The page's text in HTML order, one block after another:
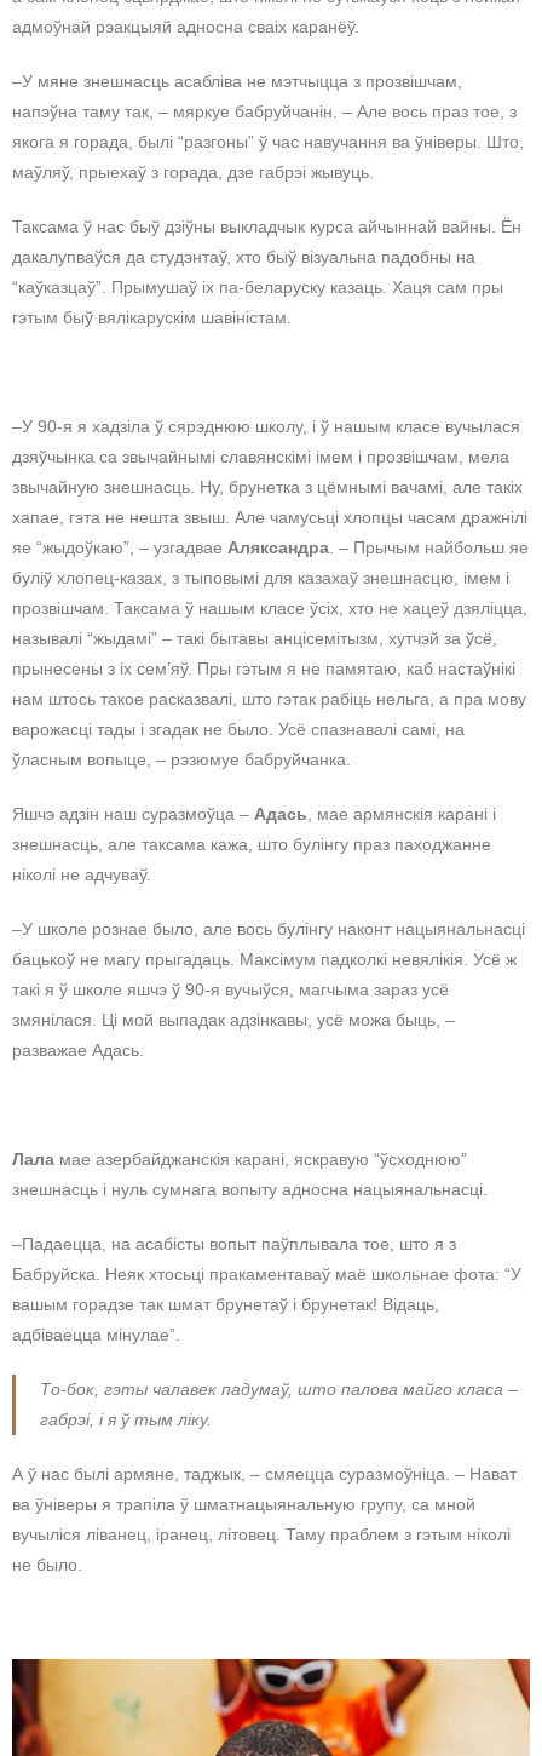
адмоўнай рэакцыяй адносна сваіх каранёў.
–У мяне знешнасць асабліва не мэтчыцца з прозвішчам,
напэўна таму так, – мяркуе бабруйчанін. – Але вось праз тое, з
якога я горада, былі “разгоны” ў час навучання ва ўніверы. Што,
маўляў, прыехаў з горада, дзе габрэі жывуць.
Таксама ў нас быў дзіўны выкладчык курса айчыннай вайны. Ён
дакалупваўся да студэнтаў, хто быў візуальна падобны на
“каўказцаў”. Прымушаў іх па-беларуску казаць. Хаця сам пры
гэтым быў вялікарускім шавіністам.
–У 90-я я хадзіла ў сярэднюю школу, і ў нашым класе вучылася
дзяўчынка са звычайнымі славянскімі імем і прозвішчам, мела
звычайную знешнасць. Ну, брунетка з цёмнымі вачамі, але такіх
хапае, гэта не нешта звыш. Але чамусьці хлопцы часам дражнілі
яе “жыдоўкаю”, – узгадвае Аляксандра . – Прычым найбольш яе
буліў хлопец-казах, з тыповымі для казахаў знешнасцю, імем і
прозвішчам. Таксама ў нашым класе ўсіх, хто не хацеў дзяліцца,
называлі “жыдамі” – такі бытавы анцісемітызм, хутчэй за ўсё,
прынесены з іх сем’яў. Пры гэтым я не памятаю, каб настаўнікі
нам штось такое расказвалі, што гэтак рабіць нельга, а пра мову
варожасці тады і згадак не было. Усё спазнавалі самі, на
ўласным вопыце, – рэзюмуе бабруйчанка.
Яшчэ адзін наш суразмоўца – Адась , мае армянскія карані і
знешнасць, але таксама кажа, што булінгу праз паходжанне
ніколі не адчуваў.
–У школе рознае было, але вось булінгу наконт нацыянальнасці
бацькоў не магу прыгадаць. Максімум падколкі невялікія. Усё ж
такі я ў школе яшчэ ў 90-я вучыўся, магчыма зараз усё
змянілася. Ці мой выпадак адзінкавы, усё можа быць, –
разважае Адась.
Лала мае азербайджанскія карані, яскравую “ўсходнюю”
знешнасць і нуль сумнага вопыту адносна нацыянальнасці.
–Падаецца, на асабісты вопыт паўплывала тое, што я з
Бабруйска. Неяк хтосьці пракаментаваў маё школьнае фота: “У
вашым горадзе так шмат брунетаў і брунетак! Відаць,
адбіваецца мінулае”.
То-бок, гэты чалавек падумаў, што палова майго класа –
габрэі, і я ў тым ліку.
А ў нас былі армяне, таджык, – смяецца суразмоўніца. – Нават
ва ўніверы я трапіла ў шматнацыянальную групу, са мной
вучыліся ліванец, іранец, літовец. Таму праблем з гэтым ніколі
не было.